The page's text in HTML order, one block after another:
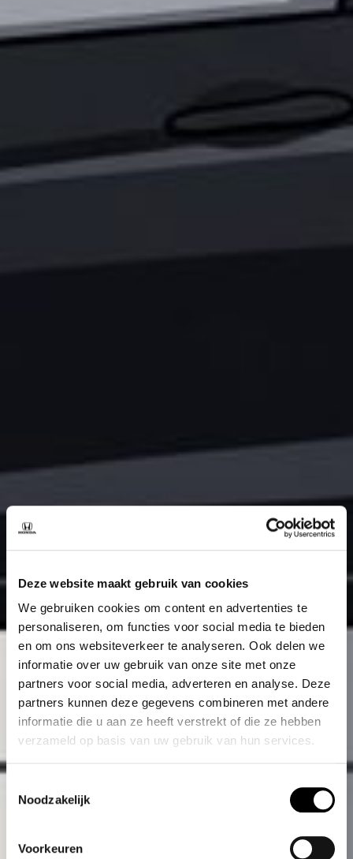
Deze website maakt gebruik van cookies
We gebruiken cookies om content en advertenties te
personaliseren, om functies voor social media te bieden
en om ons websiteverkeer te analyseren. Ook delen we
informatie over uw gebruik van onze site met onze
partners voor social media, adverteren en analyse. Deze
partners kunnen deze gegevens combineren met andere
informatie die u aan ze heeft verstrekt of die ze hebben
verzameld op basis van uw gebruik van hun services.
Noodzakelijk
Voorkeuren